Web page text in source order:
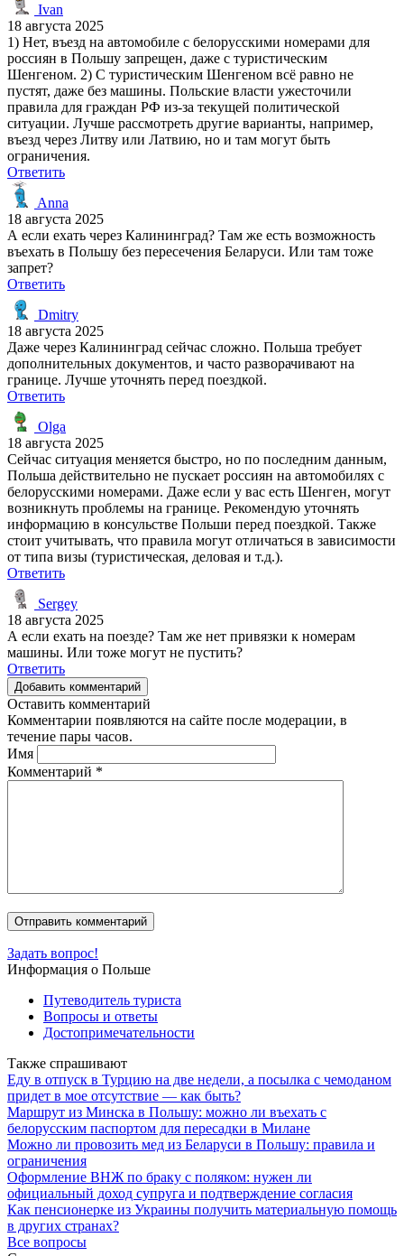
Ivan
18 августа 2025
1) Нет, въезд на автомобиле с белорусскими номерами для
россиян в Польшу запрещен, даже с туристическим
Шенгеном. 2) С туристическим Шенгеном всё равно не
пустят, даже без машины. Польские власти ужесточили
правила для граждан РФ из-за текущей политической
ситуации. Лучше рассмотреть другие варианты, например,
въезд через Литву или Латвию, но и там могут быть
ограничения.
Ответить
Anna
18 августа 2025
А если ехать через Калининград? Там же есть возможность
въехать в Польшу без пересечения Беларуси. Или там тоже
запрет?
Ответить
Dmitry
18 августа 2025
Даже через Калининград сейчас сложно. Польша требует
дополнительных документов, и часто разворачивают на
границе. Лучше уточнять перед поездкой.
Ответить
Olga
18 августа 2025
Сейчас ситуация меняется быстро, но по последним данным,
Польша действительно не пускает россиян на автомобилях с
белорусскими номерами. Даже если у вас есть Шенген, могут
возникнуть проблемы на границе. Рекомендую уточнять
информацию в консульстве Польши перед поездкой. Также
стоит учитывать, что правила могут отличаться в зависимости
от типа визы (туристическая, деловая и т.д.).
Ответить
Sergey
18 августа 2025
А если ехать на поезде? Там же нет привязки к номерам
машины. Или тоже могут не пустить?
Ответить
Добавить комментарий
Оставить комментарий
Комментарии появляются на сайте после модерации, в
течение пары часов.
Имя
Комментарий *
Задать вопрос!
Информация о Польше
Путеводитель туриста
Вопросы и ответы
Достопримечательности
Также спрашивают
Еду в отпуск в Турцию на две недели, а посылка с чемоданом
придет в мое отсутствие — как быть?
Маршрут из Минска в Польшу: можно ли въехать с
белорусским паспортом для пересадки в Милане
Можно ли провозить мед из Беларуси в Польшу: правила и
ограничения
Оформление ВНЖ по браку с поляком: нужен ли
официальный доход супруга и подтверждение согласия
Как пенсионерке из Украины получить материальную помощь
в других странах?
Все вопросы